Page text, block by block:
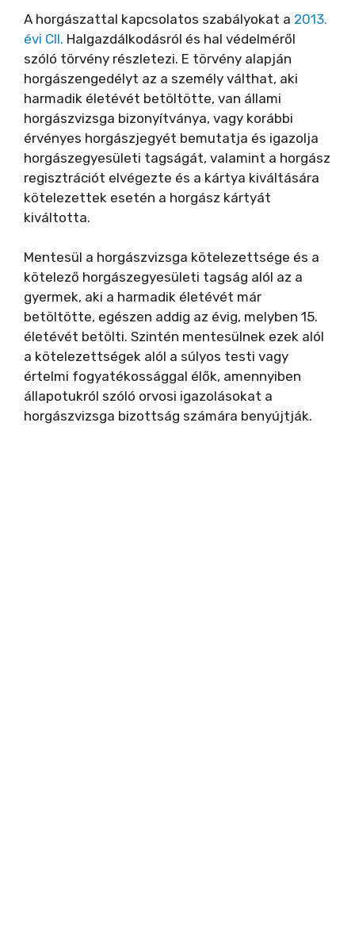
A horgászattal kapcsolatos szabályokat a 2013.
évi CII. Halgazdálkodásról és hal védelméről
szóló törvény részletezi. E törvény alapján
horgászengedélyt az a személy válthat, aki
harmadik életévét betöltötte, van állami
horgászvizsga bizonyítványa, vagy korábbi
érvényes horgászjegyét bemutatja és igazolja
horgászegyesületi tagságát, valamint a horgász
regisztrációt elvégezte és a kártya kiváltására
kötelezettek esetén a horgász kártyát
kiváltotta.
Mentesül a horgászvizsga kötelezettsége és a
kötelező horgászegyesületi tagság alól az a
gyermek, aki a harmadik életévét már
betöltötte, egészen addig az évig, melyben 15.
életévét betölti. Szintén mentesülnek ezek alól
a kötelezettségek alól a súlyos testi vagy
értelmi fogyatékossággal élők, amennyiben
állapotukról szóló orvosi igazolásokat a
horgászvizsga bizottság számára benyújtják.